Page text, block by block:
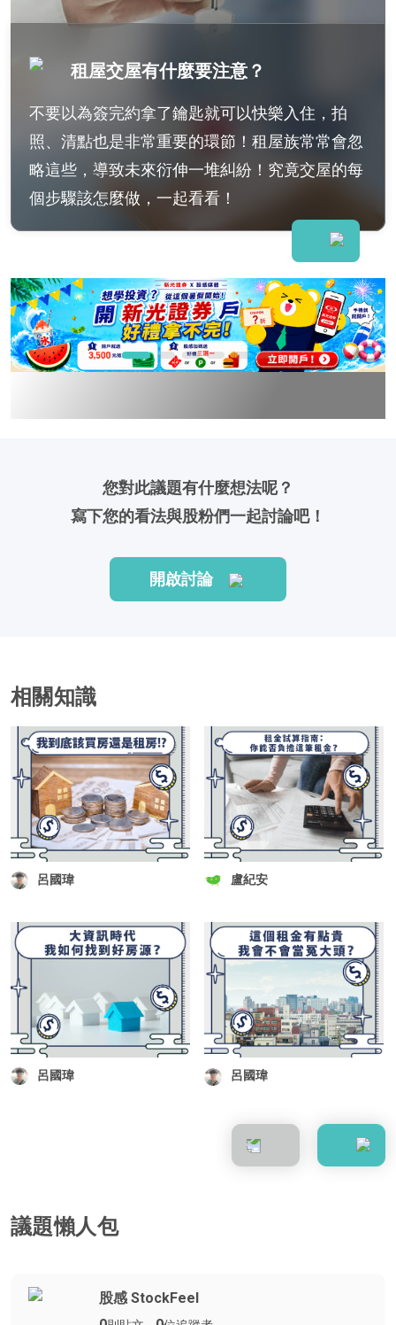
租屋交屋有什麼要注意？
不要以為簽完約拿了鑰匙就可以快樂入住，拍
照、清點也是非常重要的環節！租屋族常常會忽
略這些，導致未來衍伸一堆糾紛！究竟交屋的每
個步驟該怎麼做，一起看看！
您對此議題有什麼想法呢？
寫下您的看法與股粉們一起討論吧！
開啟討論
相關知識
呂國瑋 盧紀安
呂國瑋 呂國瑋
議題懶人包
股感 StockFeel